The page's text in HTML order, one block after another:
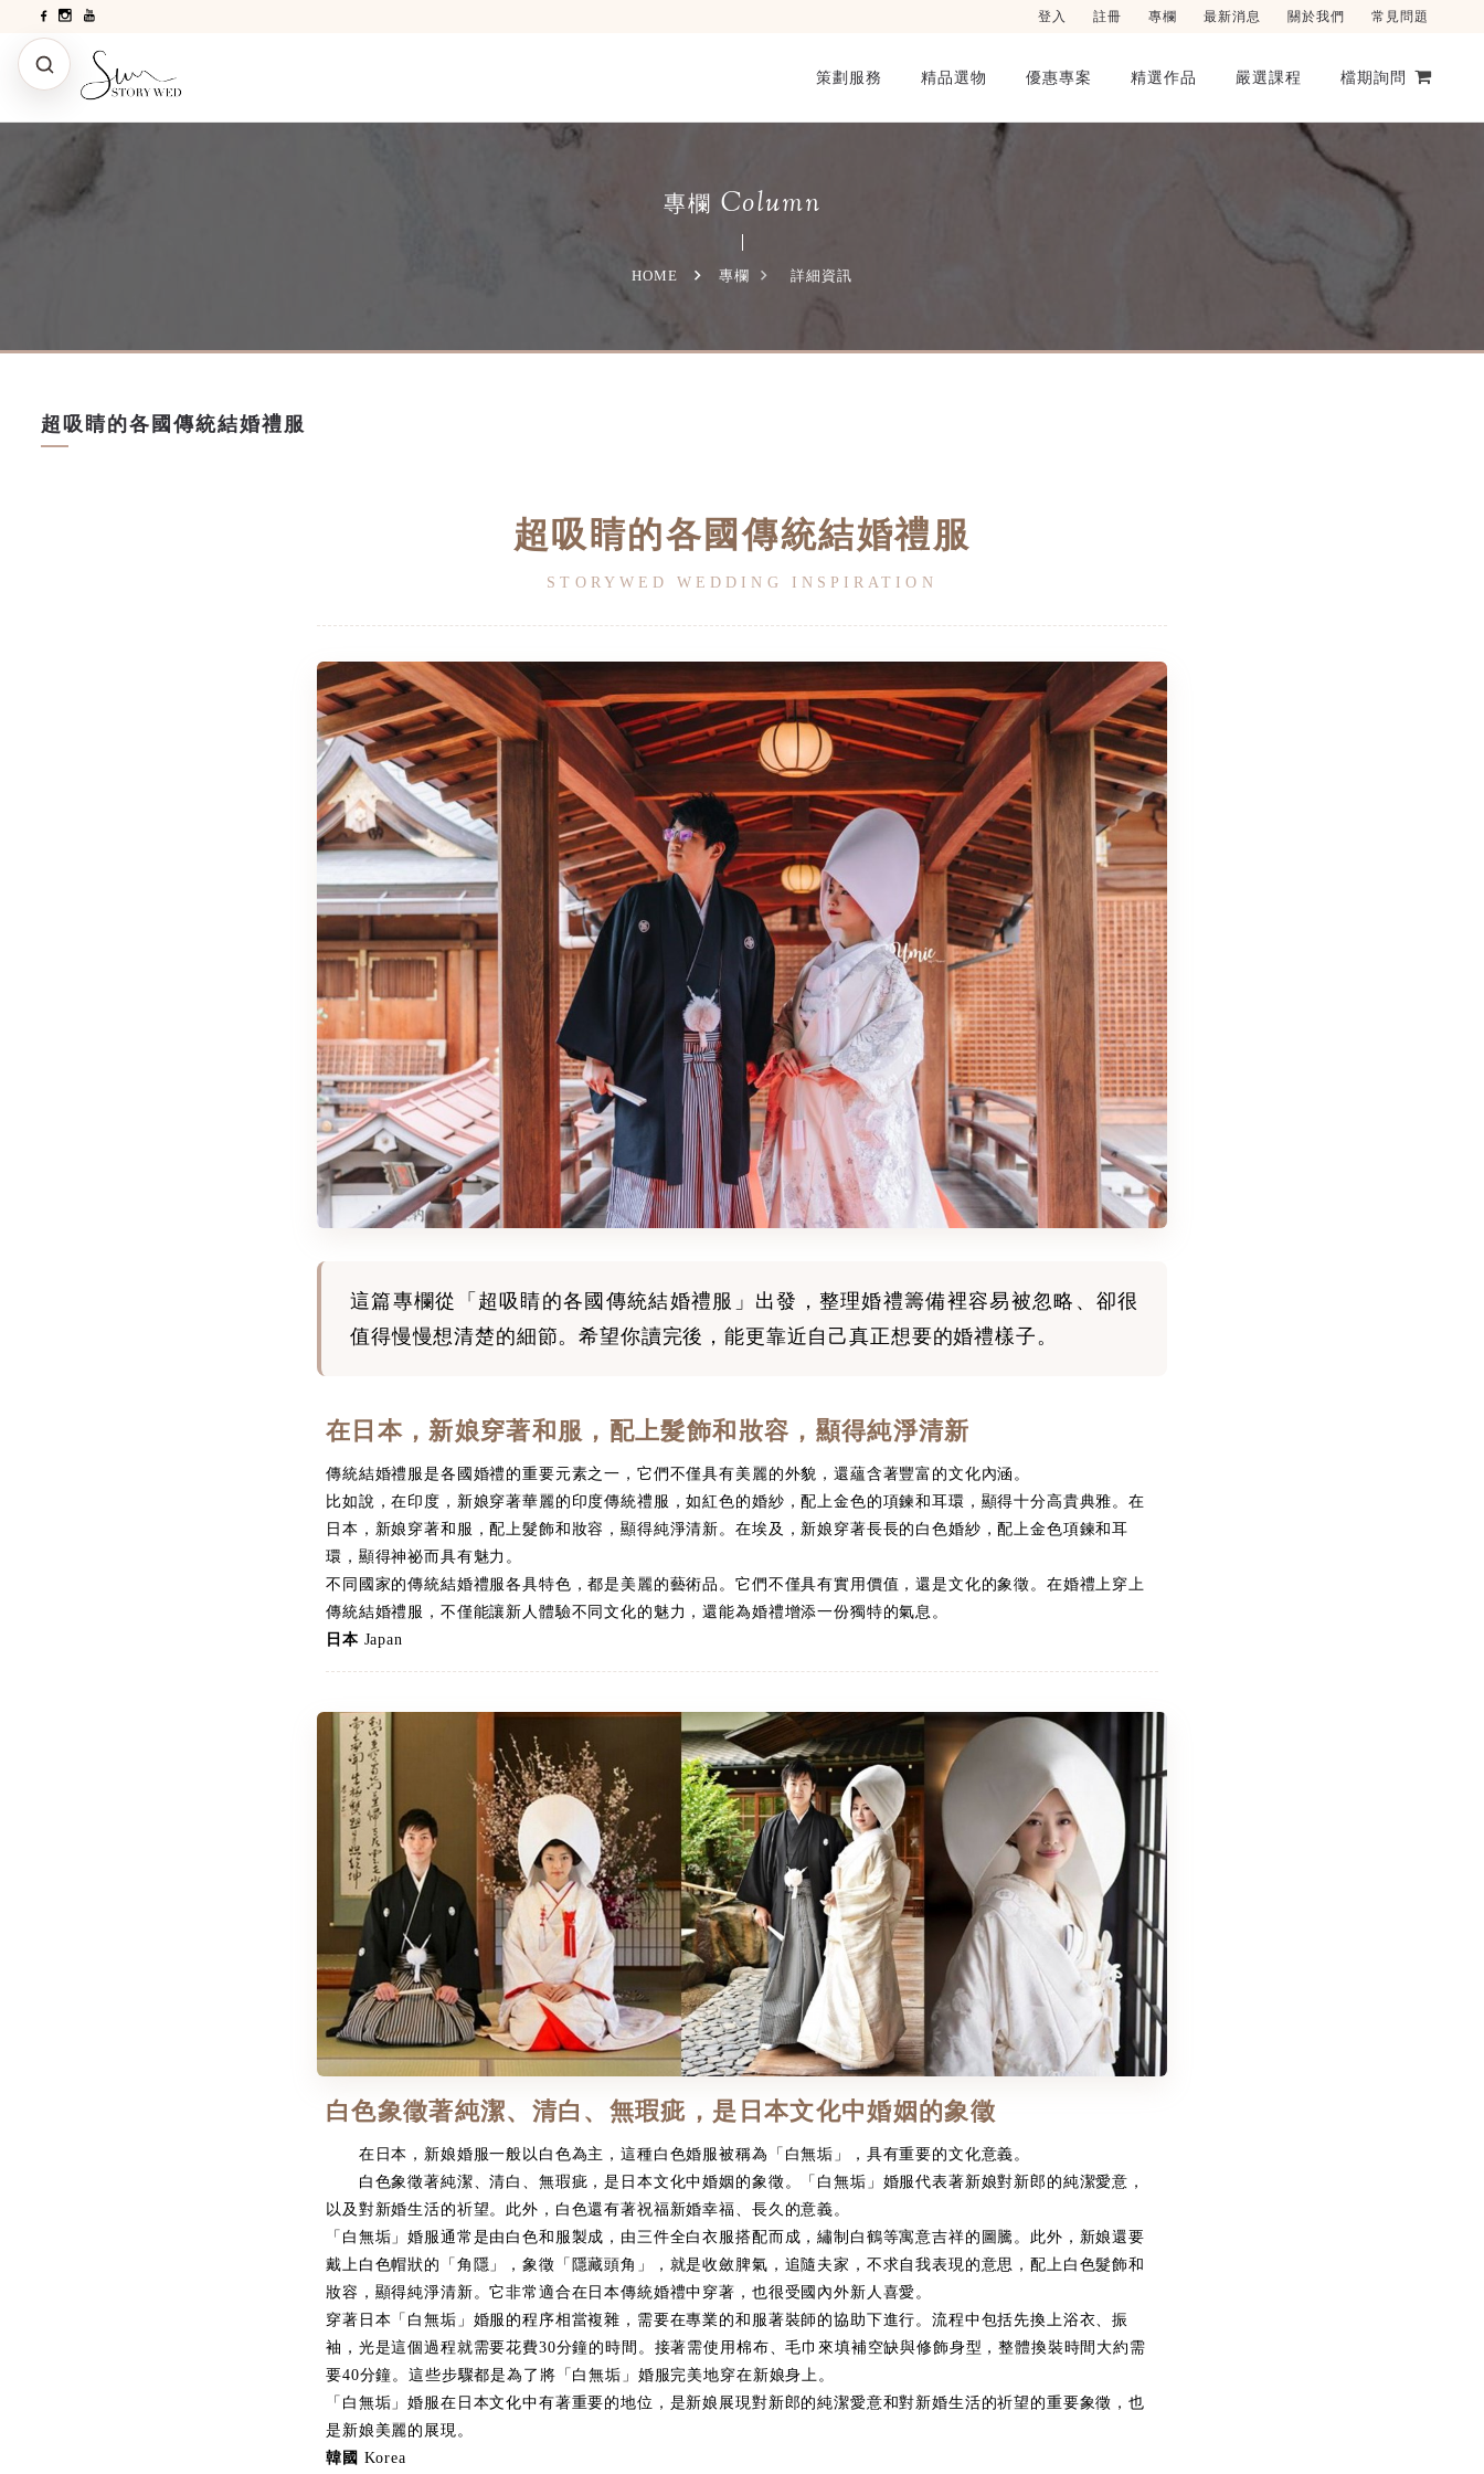
登入 註冊 專欄 最新消息 關於我們 常見問題
策劃服務 精品選物 優惠專案 精選作品 嚴選課程 檔期詢問
專欄 Column
HOME 專欄 詳細資訊
超吸睛的各國傳統結婚禮服
超吸睛的各國傳統結婚禮服
STORYWED WEDDING INSPIRATION
這篇專欄從「超吸睛的各國傳統結婚禮服」出發，整理婚禮籌備裡容易被忽略、卻很
值得慢慢想清楚的細節。希望你讀完後，能更靠近自己真正想要的婚禮樣子。
在日本，新娘穿著和服，配上髮飾和妝容，顯得純淨清新
傳統結婚禮服是各國婚禮的重要元素之一，它們不僅具有美麗的外貌，還蘊含著豐富的文化內涵。
比如說，在印度，新娘穿著華麗的印度傳統禮服，如紅色的婚紗，配上金色的項鍊和耳環，顯得十分高貴典雅。在
日本，新娘穿著和服，配上髮飾和妝容，顯得純淨清新。在埃及，新娘穿著長長的白色婚紗，配上金色項鍊和耳
環，顯得神祕而具有魅力。
不同國家的傳統結婚禮服各具特色，都是美麗的藝術品。它們不僅具有實用價值，還是文化的象徵。在婚禮上穿上
傳統結婚禮服，不僅能讓新人體驗不同文化的魅力，還能為婚禮增添一份獨特的氣息。
日本 Japan
白色象徵著純潔、清白、無瑕疵，是日本文化中婚姻的象徵
在日本，新娘婚服一般以白色為主，這種白色婚服被稱為「白無垢」，具有重要的文化意義。
白色象徵著純潔、清白、無瑕疵，是日本文化中婚姻的象徵。「白無垢」婚服代表著新娘對新郎的純潔愛意，
以及對新婚生活的祈望。此外，白色還有著祝福新婚幸福、長久的意義。
「白無垢」婚服通常是由白色和服製成，由三件全白衣服搭配而成，繡制白鶴等寓意吉祥的圖騰。此外，新娘還要
戴上白色帽狀的「角隱」，象徵「隱藏頭角」，就是收斂脾氣，追隨夫家，不求自我表現的意思，配上白色髮飾和
妝容，顯得純淨清新。它非常適合在日本傳統婚禮中穿著，也很受國內外新人喜愛。
穿著日本「白無垢」婚服的程序相當複雜，需要在專業的和服著裝師的協助下進行。流程中包括先換上浴衣、振
袖，光是這個過程就需要花費30分鐘的時間。接著需使用棉布、毛巾來填補空缺與修飾身型，整體換裝時間大約需
要40分鐘。這些步驟都是為了將「白無垢」婚服完美地穿在新娘身上。
「白無垢」婚服在日本文化中有著重要的地位，是新娘展現對新郎的純潔愛意和對新婚生活的祈望的重要象徵，也
是新娘美麗的展現。
韓國 Korea